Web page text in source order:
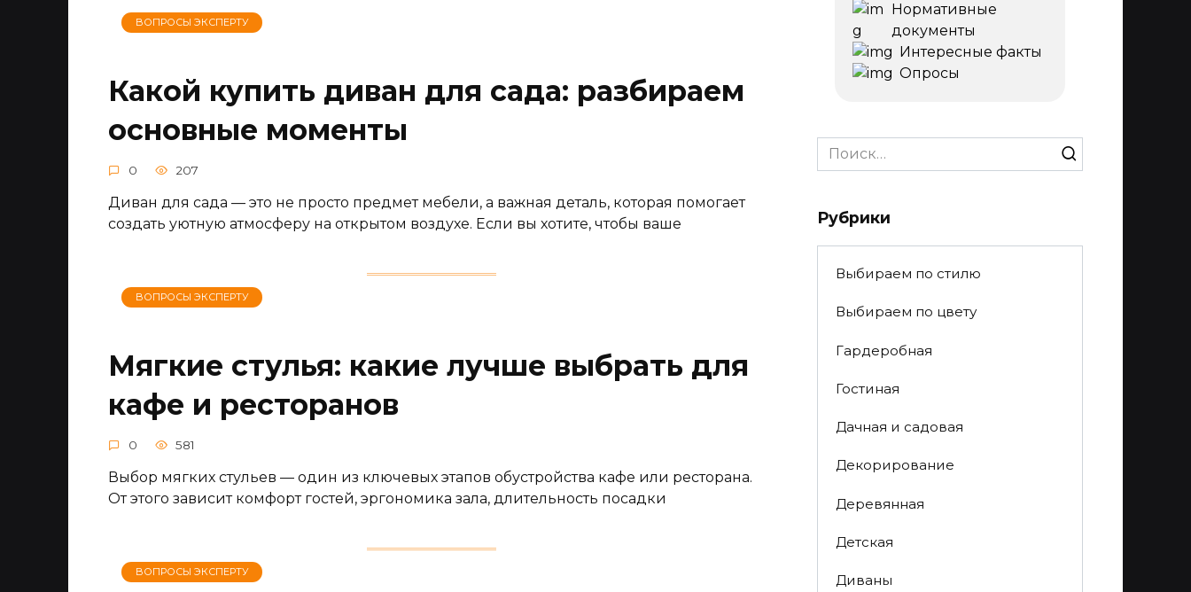
ВОПРОСЫ ЭКСПЕРТУ
Какой купить диван для сада: разбираем
основные моменты
0 207
Диван для сада — это не просто предмет мебели, а важная деталь, которая помогает
создать уютную атмосферу на открытом воздухе. Если вы хотите, чтобы ваше
ВОПРОСЫ ЭКСПЕРТУ
Мягкие стулья: какие лучше выбрать для
кафе и ресторанов
0 581
Выбор мягких стульев — один из ключевых этапов обустройства кафе или ресторана.
От этого зависит комфорт гостей, эргономика зала, длительность посадки
ВОПРОСЫ ЭКСПЕРТУ
Нормативные
документы
Интересные факты
Опросы
Search
for:
Рубрики
Выбираем по стилю
Выбираем по цвету
Гардеробная
Гостиная
Дачная и садовая
Декорирование
Деревянная
Детская
Диваны